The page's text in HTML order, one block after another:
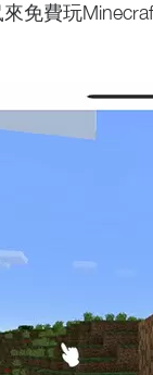
免費玩